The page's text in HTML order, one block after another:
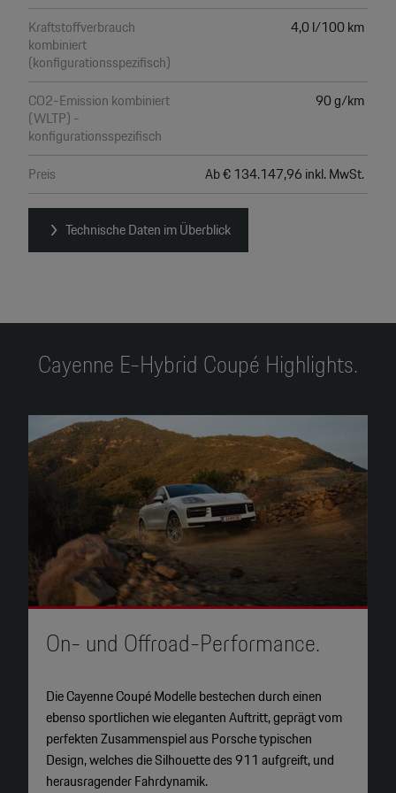
Kraftstoffverbrauch
kombiniert
(konfigurationsspezifisch)
4,0 l/100 km
CO2-Emission kombiniert
(WLTP) -
konfigurationsspezifisch
90 g/km
Preis Ab € 134.147,96 inkl. MwSt.
Technische Daten im Überblick
Cayenne E-Hybrid Coupé Highlights.
On- und Offroad-Performance.
Die Cayenne Coupé Modelle bestechen durch einen
ebenso sportlichen wie eleganten Auftritt, geprägt vom
perfekten Zusammenspiel aus Porsche typischen
Design, welches die Silhouette des 911 aufgreift, und
herausragender Fahrdynamik.